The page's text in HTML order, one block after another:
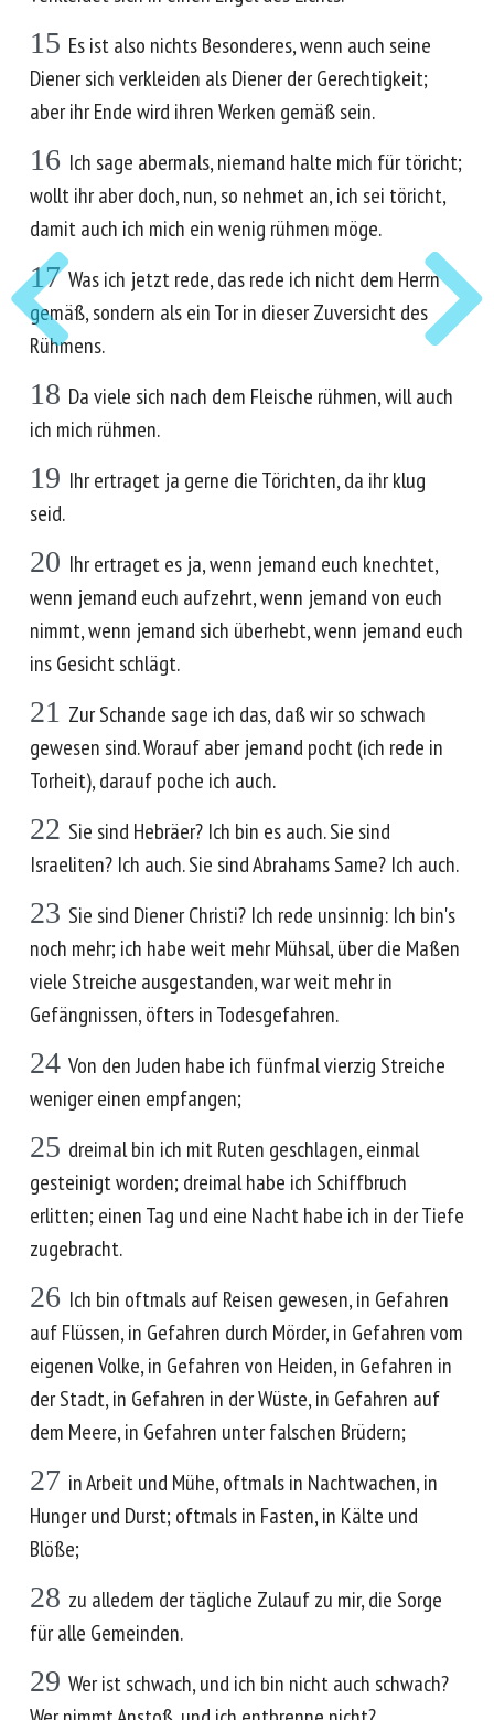
15 Es ist also nichts Besonderes, wenn auch seine
Diener sich verkleiden als Diener der Gerechtigkeit;
aber ihr Ende wird ihren Werken gemäß sein.
16 Ich sage abermals, niemand halte mich für töricht;
wollt ihr aber doch, nun, so nehmet an, ich sei töricht,
damit auch ich mich ein wenig rühmen möge.
17 Was ich jetzt rede, das rede ich nicht dem Herrn
gemäß, sondern als ein Tor in dieser Zuversicht des
Rühmens.
18 Da viele sich nach dem Fleische rühmen, will auch
ich mich rühmen.
19 Ihr ertraget ja gerne die Törichten, da ihr klug
seid.
20 Ihr ertraget es ja, wenn jemand euch knechtet,
wenn jemand euch aufzehrt, wenn jemand von euch
nimmt, wenn jemand sich überhebt, wenn jemand euch
ins Gesicht schlägt.
21 Zur Schande sage ich das, daß wir so schwach
gewesen sind. Worauf aber jemand pocht (ich rede in
Torheit), darauf poche ich auch.
22 Sie sind Hebräer? Ich bin es auch. Sie sind
Israeliten? Ich auch. Sie sind Abrahams Same? Ich auch.
23 Sie sind Diener Christi? Ich rede unsinnig: Ich bin's
noch mehr; ich habe weit mehr Mühsal, über die Maßen
viele Streiche ausgestanden, war weit mehr in
Gefängnissen, öfters in Todesgefahren.
24 Von den Juden habe ich fünfmal vierzig Streiche
weniger einen empfangen;
25 dreimal bin ich mit Ruten geschlagen, einmal
gesteinigt worden; dreimal habe ich Schiffbruch
erlitten; einen Tag und eine Nacht habe ich in der Tiefe
zugebracht.
26 Ich bin oftmals auf Reisen gewesen, in Gefahren
auf Flüssen, in Gefahren durch Mörder, in Gefahren vom
eigenen Volke, in Gefahren von Heiden, in Gefahren in
der Stadt, in Gefahren in der Wüste, in Gefahren auf
dem Meere, in Gefahren unter falschen Brüdern;
27 in Arbeit und Mühe, oftmals in Nachtwachen, in
Hunger und Durst; oftmals in Fasten, in Kälte und
Blöße;
28 zu alledem der tägliche Zulauf zu mir, die Sorge
für alle Gemeinden.
29 Wer ist schwach, und ich bin nicht auch schwach?